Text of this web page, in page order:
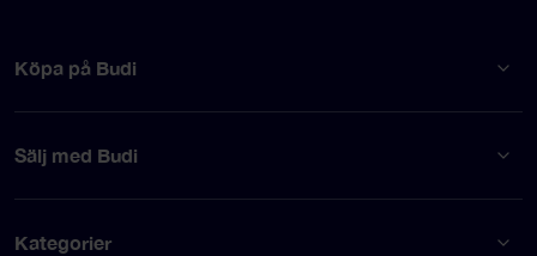
Köpa på Budi
Sälj med Budi
Kategorier